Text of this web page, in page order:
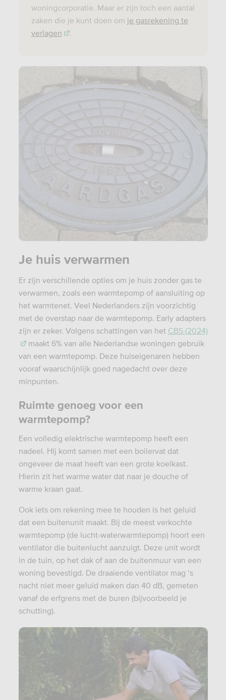
woningcorporatie. Maar er zijn toch een aantal
zaken die je kunt doen om je gasrekening te
verlagen
.
Je huis verwarmen
Er zijn verschillende opties om je huis zonder gas te
verwarmen, zoals een warmtepomp of aansluiting op
het warmtenet. Veel Nederlanders zijn voorzichtig
met de overstap naar de warmtepomp. Early adapters
zijn er zeker. Volgens schattingen van het CBS (2024)
maakt 6% van alle Nederlandse woningen gebruik
van een warmtepomp. Deze huiseigenaren hebben
vooraf waarschijnlijk goed nagedacht over deze
minpunten.
Ruimte genoeg voor een
warmtepomp?
Een volledig elektrische warmtepomp heeft een
nadeel. Hij komt samen met een boilervat dat
ongeveer de maat heeft van een grote koelkast.
Hierin zit het warme water dat naar je douche of
warme kraan gaat.
Ook iets om rekening mee te houden is het geluid
dat een buitenunit maakt. Bij de meest verkochte
warmtepomp (de lucht-waterwarmtepomp) hoort een
ventilator die buitenlucht aanzuigt. Deze unit wordt
in de tuin, op het dak of aan de buitenmuur van een
woning bevestigd. De draaiende ventilator mag ‘s
nacht niet meer geluid maken dan 40 dB, gemeten
vanaf de erfgrens met de buren (bijvoorbeeld je
schutting).